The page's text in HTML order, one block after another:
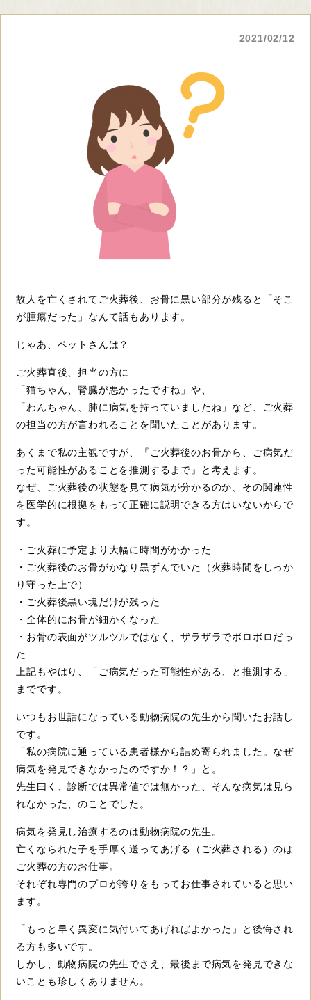
2021/02/12
故人を亡くされてご火葬後、お骨に黒い部分が残ると「そこ
が腫瘍だった」なんて話もあります。
じゃあ、ペットさんは？
ご火葬直後、担当の方に
「猫ちゃん、腎臓が悪かったですね」や、
「わんちゃん、肺に病気を持っていましたね」など、ご火葬
の担当の方が言われることを聞いたことがあります。
あくまで私の主観ですが、『ご火葬後のお骨から、ご病気だ
った可能性があることを推測するまで』と考えます。
なぜ、ご火葬後の状態を見て病気が分かるのか、その関連性
を医学的に根拠をもって正確に説明できる方はいないからで
す。
・ご火葬に予定より大幅に時間がかかった
・ご火葬後のお骨がかなり黒ずんでいた（火葬時間をしっか
り守った上で）
・ご火葬後黒い塊だけが残った
・全体的にお骨が細かくなった
・お骨の表面がツルツルではなく、ザラザラでボロボロだっ
た
上記もやはり、「ご病気だった可能性がある、と推測する」
までです。
いつもお世話になっている動物病院の先生から聞いたお話し
です。
「私の病院に通っている患者様から詰め寄られました。なぜ
病気を発見できなかったのですか！？」と。
先生曰く、診断では異常値では無かった、そんな病気は見ら
れなかった、のことでした。
病気を発見し治療するのは動物病院の先生。
亡くなられた子を手厚く送ってあげる（ご火葬される）のは
ご火葬の方のお仕事。
それぞれ専門のプロが誇りをもってお仕事されていると思い
ます。
「もっと早く異変に気付いてあげればよかった」と後悔され
る方も多いです。
しかし、動物病院の先生でさえ、最後まで病気を発見できな
いことも珍しくありません。